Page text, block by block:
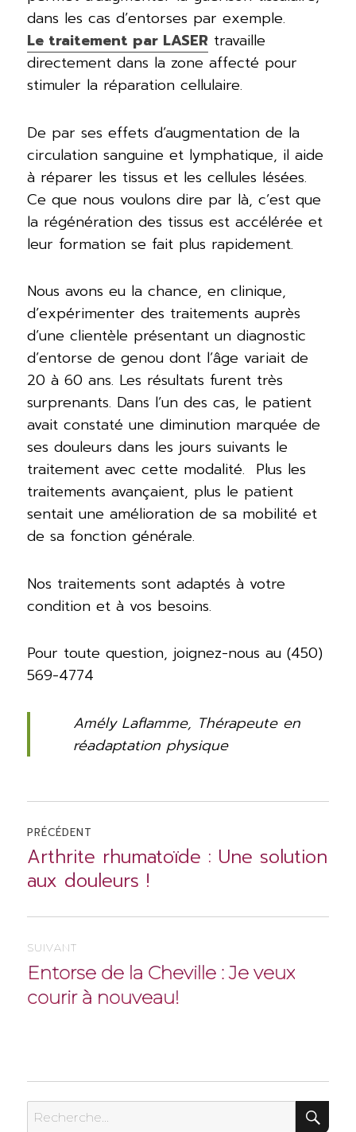
dans les cas d’entorses par exemple.
Le traitement par LASER travaille
directement dans la zone affecté pour
stimuler la réparation cellulaire.
De par ses effets d’augmentation de la
circulation sanguine et lymphatique, il aide
à réparer les tissus et les cellules lésées.
Ce que nous voulons dire par là, c’est que
la régénération des tissus est accélérée et
leur formation se fait plus rapidement.
Nous avons eu la chance, en clinique,
d’expérimenter des traitements auprès
d’une clientèle présentant un diagnostic
d’entorse de genou dont l’âge variait de
20 à 60 ans. Les résultats furent très
surprenants. Dans l’un des cas, le patient
avait constaté une diminution marquée de
ses douleurs dans les jours suivants le
traitement avec cette modalité. Plus les
traitements avançaient, plus le patient
sentait une amélioration de sa mobilité et
de sa fonction générale.
Nos traitements sont adaptés à votre
condition et à vos besoins.
Pour toute question, joignez-nous au (450)
569-4774
Amély Laflamme, Thérapeute en
réadaptation physique
Navigation
de
l'article
PRÉCÉDENT
Article
précédent :
Arthrite rhumatoïde : Une solution
aux douleurs !
SUIVANT
Article
Suivant :
Entorse de la Cheville : Je veux
courir à nouveau!
Rechercher :